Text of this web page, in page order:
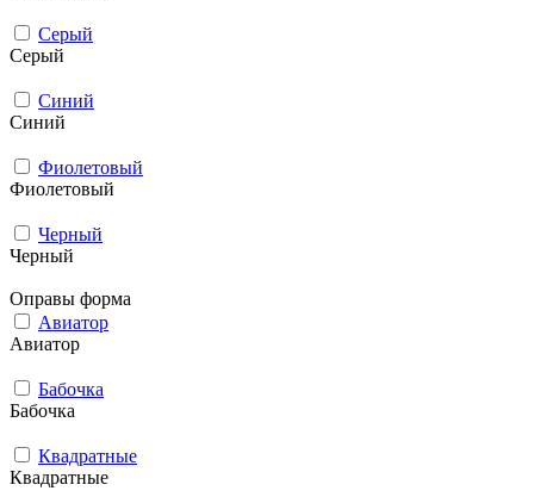
Серый
Серый
Синий
Синий
Фиолетовый
Фиолетовый
Черный
Черный
Оправы форма
Авиатор
Авиатор
Бабочка
Бабочка
Квадратные
Квадратные